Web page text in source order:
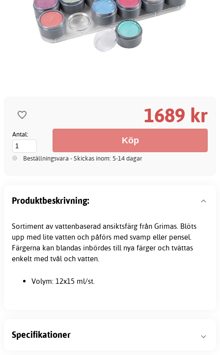
1689 kr
Antal:
Beställningsvara - Skickas inom: 5-14 dagar
Produktbeskrivning:
Sortiment av vattenbaserad ansiktsfärg från Grimas. Blöts
upp med lite vatten och påförs med svamp eller pensel.
Färgerna kan blandas inbördes till nya färger och tvättas
enkelt med tvål och vatten.
Volym: 12x15 ml/st.
Specifikationer